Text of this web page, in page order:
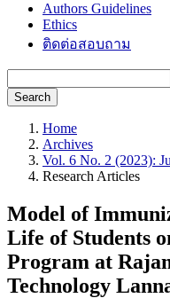
Authors Guidelines
Ethics
ติดต่อสอบถาม
Search
Home
Archives
Vol. 6 No. 2 (2023):
Research Articles
Model of
Life of Students
Program at
Technology